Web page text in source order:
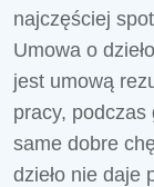
najczęściej
Umowa o
jest umową
pracy,
same dobre
dzieło nie daje